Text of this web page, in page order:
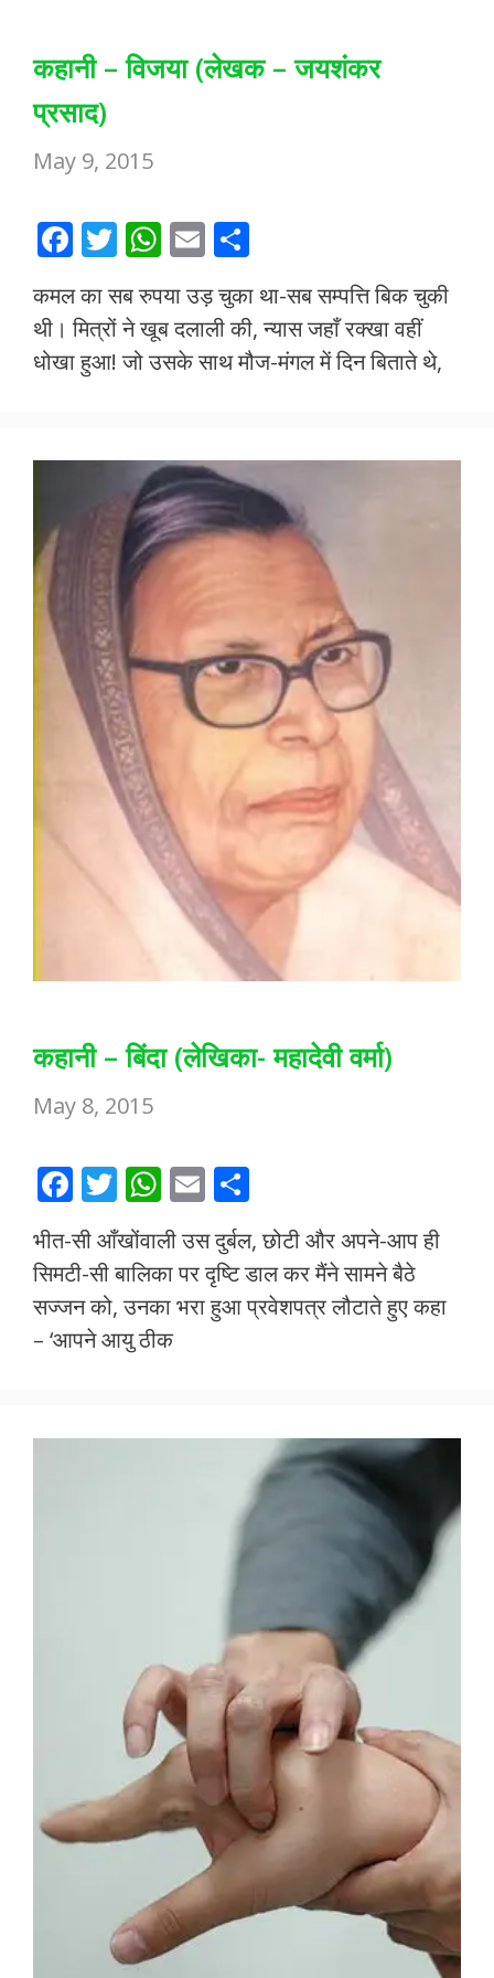
कहानी – विजया (लेखक – जयशंकर
प्रसाद)
May 9, 2015
F
e
b
o
k
T
itt
er
W
at
s
A
p
E
ai
l
ar
e
कमल का सब रुपया उड़ चुका था-सब सम्पत्ति बिक चुकी
थी। मित्रों ने खूब दलाली की, न्यास जहाँ रक्खा वहीं
धोखा हुआ! जो उसके साथ मौज-मंगल में दिन बिताते थे,
कहानी – बिंदा (लेखिका- महादेवी वर्मा)
May 8, 2015
F
ac
e
b
o
o
T
w
itt
er
W
h
at
s
A
p
E
m
ai
l
ar
e
भीत-सी आँखोंवाली उस दुर्बल, छोटी और अपने-आप ही
सिमटी-सी बालिका पर दृष्टि डाल कर मैंने सामने बैठे
सज्जन को, उनका भरा हुआ प्रवेशपत्र लौटाते हुए कहा
– ‘आपने आयु ठीक